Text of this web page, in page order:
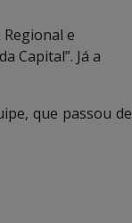
e
Capital”. Já a
que passou de